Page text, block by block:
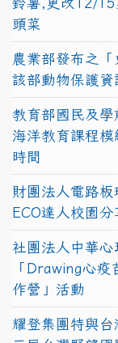
頭菜
農業部發布之
該部動物保護資
教育部國民及
海洋教育課程
時間
財團法人電路
ECO達人校園分
社團法人中華心
「Drawing心
作營」活動
耀登集團特與